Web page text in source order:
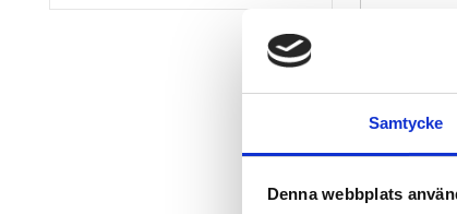
Samtycke
Denna webbplats
Kort
För